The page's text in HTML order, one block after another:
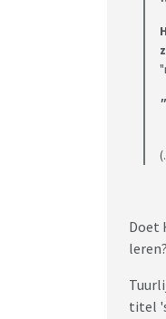
Doet
leren?
titel